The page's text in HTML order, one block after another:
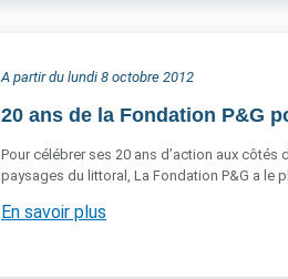
A partir du lundi 8 octobre 2012
20 ans de la Fondation P&G
Pour célébrer ses 20 ans d’action aux
paysages du littoral, La Fondation P&G a le
En savoir plus